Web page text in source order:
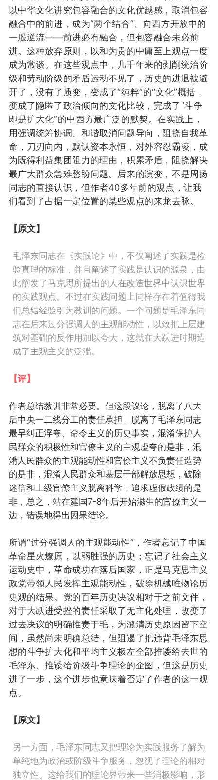
以中华文化讲究包容融合的文化优越感，取消包容
融合中的前进，成为“两个结合”、向西方开放中的
一股逆流——前进必有融合，但包容融合未必前
进。这种放弃原则，以和为贵的中庸至上观点一度
成为常谈。在这些观点中，几千年来的剥削统治阶
级和劳动阶级的矛盾运动不见了，历史的进退被避
开了，没有了质变，变成了“纯粹”的“文化”概括，
变成了隐匿了政治倾向的文化比较，完成了“斗争
即是扩大化”的中西方最广泛的默契。在实践上，
用强调统筹协调、和谐取消问题导向，阻挠自我革
命，刀刃向内，默认资本永恒，对外容忍霸凌，成
为既得利益集团阻力的理由，积累矛盾，阻挠解决
最广大群众急难愁盼问题。后来的演变，不是周扬
同志的直接认识，但作者40多年前的观点，让我
们看到了占据一定位置的某些观点的来龙去脉。
【原文】
毛泽东同志在《实践论》中，不仅阐述了实践是检
验真理的标准，并且阐述了实践是认识的源泉，由
此阐发了马克思所提出的人在改造世界中认识世界
的实践观点。不过在实践问题上同样存在着值得我
们总结经验引为教训的问题。 一个问题是毛泽东同
志在后来过分强调人的主观能动性，以致把上层建
筑对基础的反作用加以夸大，这就在大跃进时期造
成了主观主义的泛滥。
【评】
作者总结教训非常必要。 但这段议论， 脱离了 八大
后中央一二线分工的责任承担 ， 脱离了毛泽东同志
最早纠正浮夸、命令主义的历史事实 ， 混淆保护 人
民群众的积极性和官僚主义的主观虚夸的是非 ， 混
淆人 民群众的主观能动性和官僚主义不负责任造势
的是非 ， 混淆人民群众和基层干部解放思想，破除
迷信和 上级官僚主义脱离科学 ， 追求虚假政绩的是
非 ， 总之， 站在建国7-8年后开始滋生的官僚主义一
边， 错误地得出因果结论。
所谓“过分强调人的主观能动性” ， 作者忘记了中国
革命星火燎原，以弱胜强的历史 ；忘记了社会主义
运动史 中 ，革命成功在落后国家 ， 正是马克思主义
政党带领人民发挥主观能动性 ， 破除机械唯物论历
史观的结果。 党的百年历史决议相对于之前文件 ，
对于大跃进受挫的责任采取了无主化处理， 改变了
过去决议的明确推责于毛，为澄清历史原因留下空
间， 虽然尚未明确总结，但阻遏了把违背毛泽东思
想的斗争扩大化和平均主义极左全部推诿给去世的
毛泽东、推诿给阶级斗争理论的企图，但这是历史
进了一步 ，这个进步也意味着否定了作者的这一观
点。
【原文】
另一方面，毛泽东同志又把理论为实践服务了解为
单纯地为政治或阶级斗争服务，忽视了理论的相对
独立性。这给我们的理论界带来一些消极影响，形